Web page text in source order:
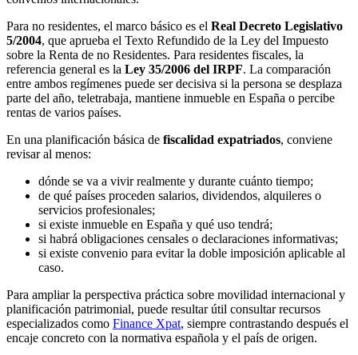
Para no residentes, el marco básico es el Real Decreto Legislativo
5/2004, que aprueba el Texto Refundido de la Ley del Impuesto
sobre la Renta de no Residentes. Para residentes fiscales, la
referencia general es la Ley 35/2006 del IRPF. La comparación
entre ambos regímenes puede ser decisiva si la persona se desplaza
parte del año, teletrabaja, mantiene inmueble en España o percibe
rentas de varios países.
En una planificación básica de fiscalidad expatriados, conviene
revisar al menos:
dónde se va a vivir realmente y durante cuánto tiempo;
de qué países proceden salarios, dividendos, alquileres o
servicios profesionales;
si existe inmueble en España y qué uso tendrá;
si habrá obligaciones censales o declaraciones informativas;
si existe convenio para evitar la doble imposición aplicable al
caso.
Para ampliar la perspectiva práctica sobre movilidad internacional y
planificación patrimonial, puede resultar útil consultar recursos
especializados como Finance Xpat, siempre contrastando después el
encaje concreto con la normativa española y el país de origen.